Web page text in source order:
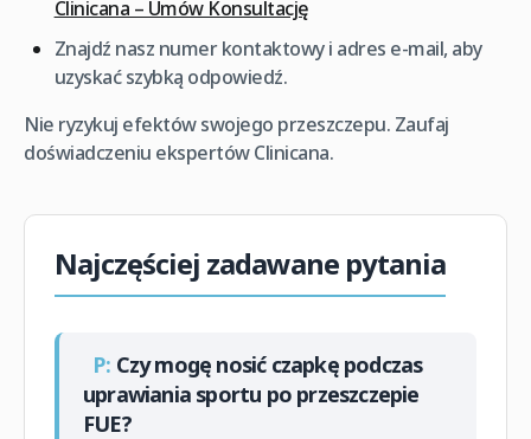
Clinicana – Umów Konsultację
Znajdź nasz numer kontaktowy i adres e-mail, aby
uzyskać szybką odpowiedź.
Nie ryzykuj efektów swojego przeszczepu. Zaufaj
doświadczeniu ekspertów Clinicana.
Najczęściej zadawane pytania
P: Czy mogę nosić czapkę podczas
uprawiania sportu po przeszczepie
FUE?